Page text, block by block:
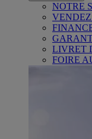
NOTRE
LIVRET
FOIRE